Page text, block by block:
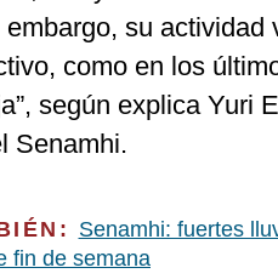
su actividad
como en los
según explica Yuri
Senamhi.
Senamhi: fuertes
fin de semana